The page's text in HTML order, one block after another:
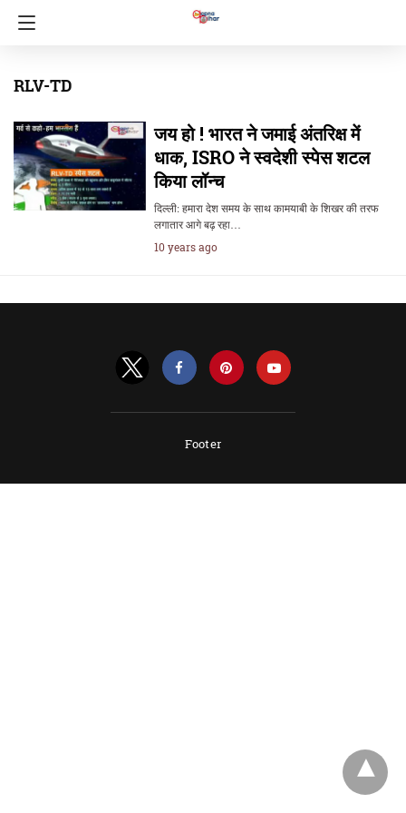
RLV-TD
जय हो ! भारत ने जमाई अंतरिक्ष में
धाक, ISRO ने स्वदेशी स्पेस शटल
किया लॉन्च
दिल्ली: हमारा देश समय के साथ कामयाबी के शिखर की तरफ
लगातार आगे बढ़ रहा…
10 years ago
Footer